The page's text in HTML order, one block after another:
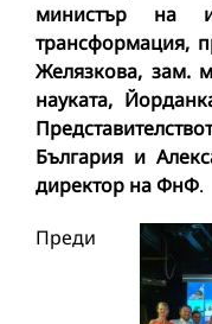
министър на
трансформация,
Желязкова, зам.
науката,
България и
директор на ФнФ.
Преди